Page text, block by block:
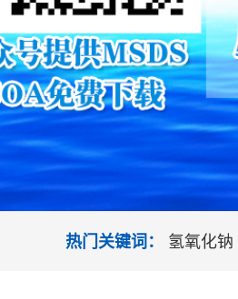
热门关键词： 氢氧化钠